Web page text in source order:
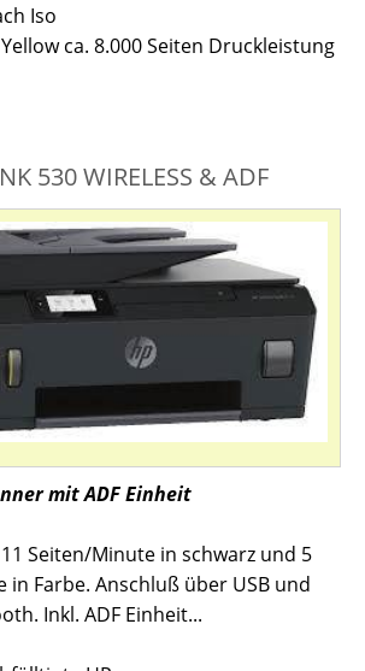
Iso
ca. 8.000 Seiten Druckleistung
530 WIRELESS & ADF
mit ADF Einheit
Seiten/Minute in schwarz und 5
in Farbe. Anschluß über USB und
Inkl. ADF Einheit...